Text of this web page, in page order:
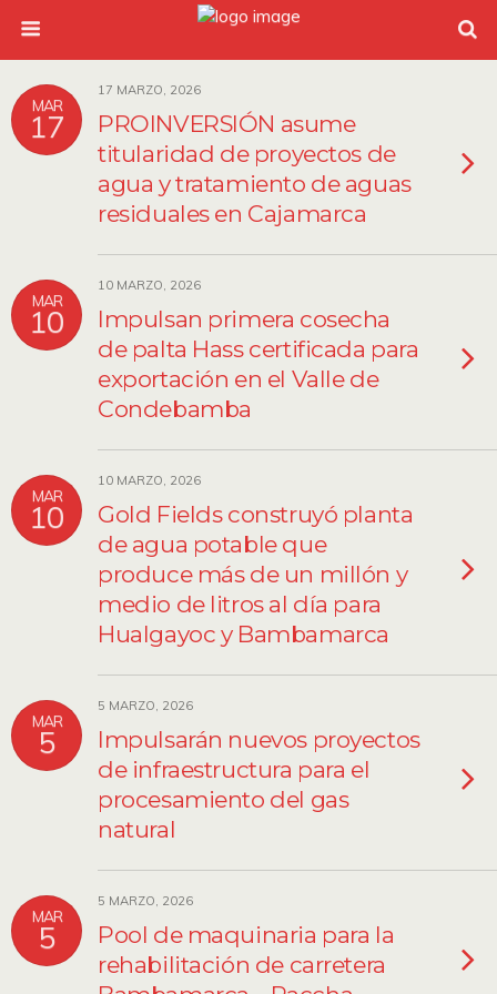
MAR
17
17 MARZO, 2026
PROINVERSIÓN asume
titularidad de proyectos de
agua y tratamiento de aguas
residuales en Cajamarca
MAR
10
10 MARZO, 2026
Impulsan primera cosecha
de palta Hass certificada para
exportación en el Valle de
Condebamba
MAR
10
10 MARZO, 2026
Gold Fields construyó planta
de agua potable que
produce más de un millón y
medio de litros al día para
Hualgayoc y Bambamarca
MAR
5
5 MARZO, 2026
Impulsarán nuevos proyectos
de infraestructura para el
procesamiento del gas
natural
MAR
5
5 MARZO, 2026
Pool de maquinaria para la
rehabilitación de carretera